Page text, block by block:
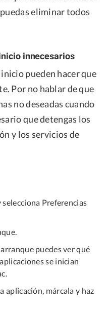
eliminar todos
innecesarios
pueden hacer que
Por no hablar de que
no deseadas cuando
que detengas los
y los servicios de
selecciona Preferencias
puedes ver qué
se inician
aplicación, márcala y haz